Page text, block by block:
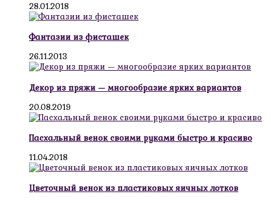
28.01.2018
Фантазии из фисташек
26.11.2013
Декор из пряжи — многообразие ярких вариантов
20.08.2019
Пасхальный венок своими руками быстро и красиво
11.04.2018
Цветочный венок из пластиковых яичных лотков